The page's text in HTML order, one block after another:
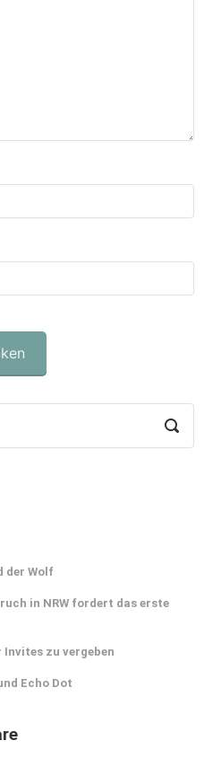
der Wolf
in NRW fordert das erste
Invites zu vergeben
Echo Dot